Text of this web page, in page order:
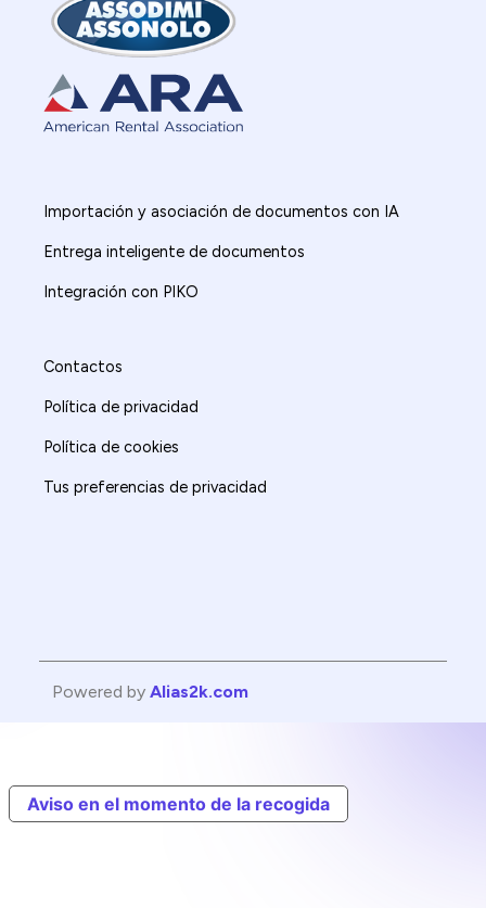
Importación y asociación de documentos con IA
Entrega inteligente de documentos
Integración con PIKO
Contactos
Política de privacidad
Política de cookies
Tus preferencias de privacidad
Powered by Alias2k.com
Aviso en el momento de la recogida